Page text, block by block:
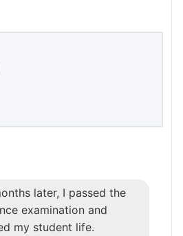
later, I passed the
examination and
my student life.